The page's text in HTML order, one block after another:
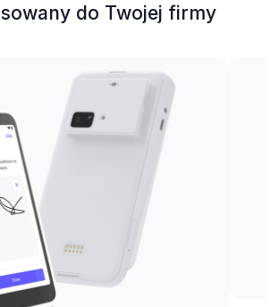
do Twojej firmy